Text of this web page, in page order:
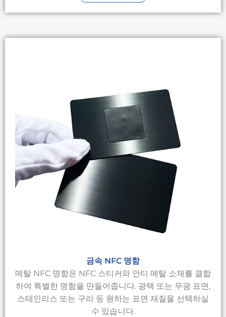
금속 NFC 명함
메탈 NFC 명함은 NFC 스티커와 안티 메탈 소재를 결합
하여 특별한 명함을 만들어줍니다. 광택 또는 무광 표면,
스테인리스 또는 구리 등 원하는 표면 재질을 선택하실
수 있습니다.